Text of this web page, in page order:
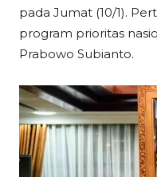
pada Jumat (10/1).
program prioritas
Prabowo Subianto.